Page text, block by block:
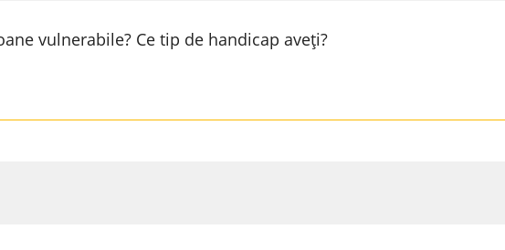
vulnerabile? Ce tip de handicap aveți?